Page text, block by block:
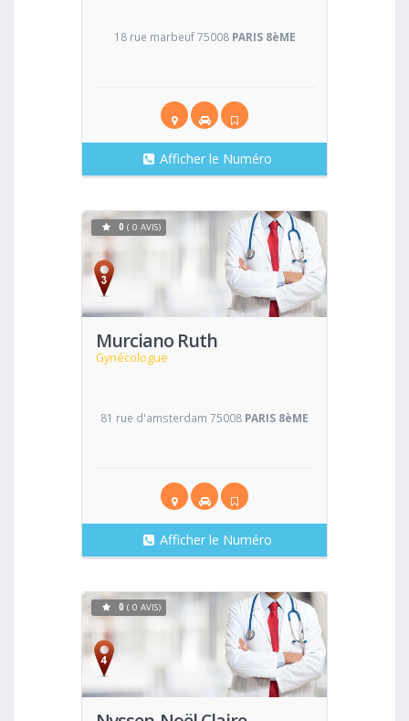
18 rue marbeuf 75008 PARIS 8èME
Afficher le Numéro
Murciano Ruth
Gynécologue
Voir
0 ( 0 AVIS)
81 rue d'amsterdam 75008 PARIS 8èME
Afficher le Numéro
Voir
0 ( 0 AVIS)